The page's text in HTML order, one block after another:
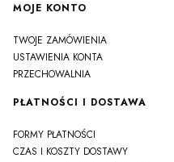
MOJE KONTO
TWOJE ZAMÓWIENIA
USTAWIENIA KONTA
PRZECHOWALNIA
PŁATNOŚCI I DOSTAWA
FORMY PŁATNOŚCI
CZAS I KOSZTY DOSTAWY